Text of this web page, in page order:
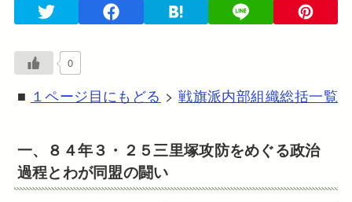
0
■ １ページ目にもどる >戦旗派内部組織総括一覧
一、８４年３・２５三里塚攻防をめぐる政治
過程とわが同盟の闘い